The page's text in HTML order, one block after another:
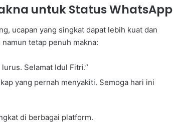
untuk Status WhatsApp
ucapan yang singkat dapat lebih kuat dan
tetap penuh makna:
Selamat Idul Fitri.”
yang pernah menyakiti. Semoga hari ini
di berbagai platform.